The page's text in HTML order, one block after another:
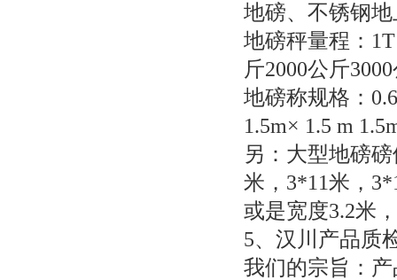
地磅、不锈钢
地磅秤量程：
斤2000公斤3000
地磅称规格：
1.5m× 1.5 m
另：大型地磅
米， 3*11米，
或是宽度3.2米
5、汉川产品质
我们的宗旨：